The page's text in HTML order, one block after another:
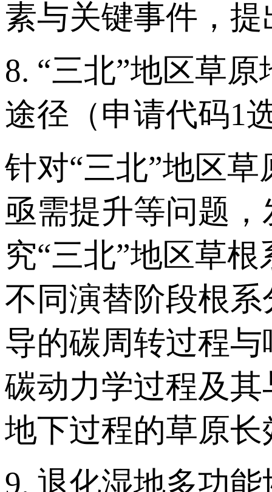
素与关键事件，
8. “三北”地区草
途径（申请代码1
针对“三北”地区
亟需提升等问题
究“三北”地区草
不同演替阶段根
导的碳周转过程
碳动力学过程及
地下过程的草原
9. 退化湿地多功